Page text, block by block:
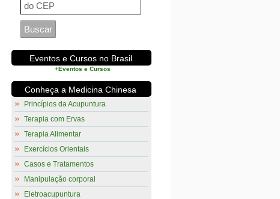
Eventos e Cursos no Brasil
+Eventos e Cursos
Conheça a Medicina Chinesa
Princípios da Acupuntura
Terapia com Ervas
Terapia Alimentar
Exercícios Orientais
Casos e Tratamentos
Manipulação corporal
Eletroacupuntura